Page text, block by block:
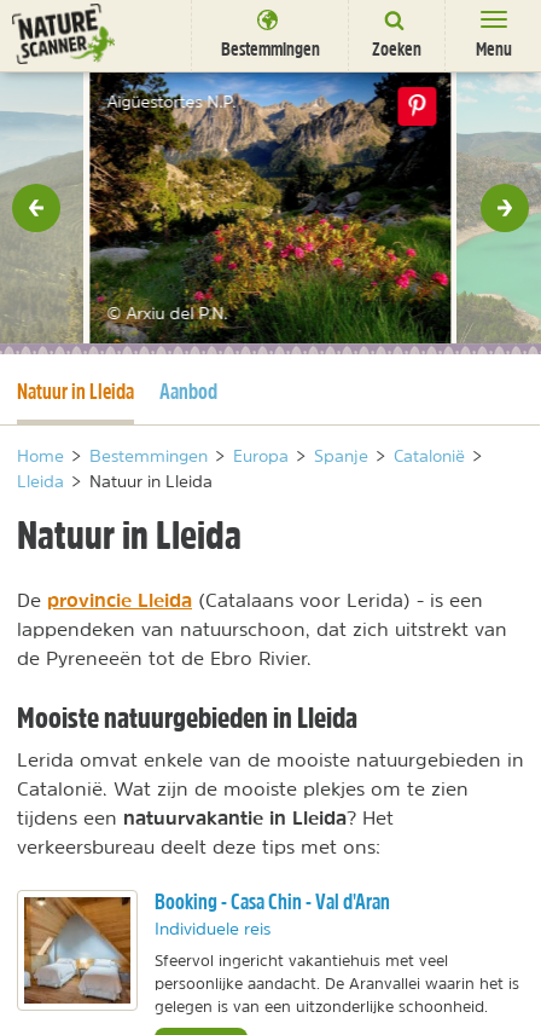
Ga
naar
content
Bestemmingen Zoeken Menu
Bestemmingen
Overnachten
Activiteiten
Natuurparken
Dieren
Nieuwsbrief
Aigüestortes N.P.
© Arxiu del P.N.
Huidige pagina
Natuur in Lleida Aanbod
Home > Bestemmingen > Europa > Spanje > Catalonië >
Lleida > Natuur in Lleida
Natuur in Lleida
De provincie Lleida (Catalaans voor Lerida) - is een
lappendeken van natuurschoon, dat zich uitstrekt van
de Pyreneeën tot de Ebro Rivier.
Mooiste natuurgebieden in Lleida
Lerida omvat enkele van de mooiste natuurgebieden in
Catalonië. Wat zijn de mooiste plekjes om te zien
tijdens een natuurvakantie in Lleida? Het
verkeersbureau deelt deze tips met ons:
Booking - Casa Chin - Val d'Aran
Individuele reis
Sfeervol ingericht vakantiehuis met veel
persoonlijke aandacht. De Aranvallei waarin het is
gelegen is van een uitzonderlijke schoonheid.